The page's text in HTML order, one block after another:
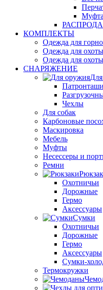
Муфта
КОМПЛЕКТЫ
Одежда для
Одежда для
Одежда для
СНАРЯЖЕНИЕ
Патронташи
Чехлы
Для собак
Карбоновые
Маскировка
Мебель
Муфты
Несессеры и
Ремни
Охотничьи
Дорожные
Гермо
Аксессуары
Сумки
Охотничьи
Дорожные
Гермо
Аксессуары
Сумки-
Термокружки